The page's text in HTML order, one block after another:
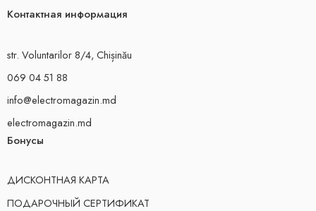
Контактная информация
str. Voluntarilor 8/4, Chișinău
069 04 51 88
info@electromagazin.md
electromagazin.md
Бонусы
ДИСКОНТНАЯ КАРТА
ПОДАРОЧНЫЙ СЕРТИФИКАТ